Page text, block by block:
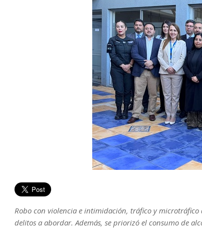
Robo con violencia e intimidación, tráfico y
delitos a abordar. Además, se priorizó el consumo de